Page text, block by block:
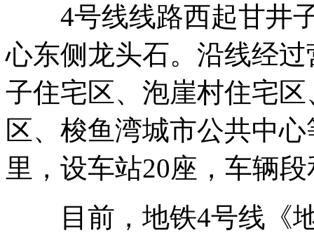
4号线线路西起甘井子
心东侧龙头石。沿线经
子住宅区、泡崖村住宅
区、梭鱼湾城市公共中
里，设车站20座，车辆
目前，地铁4号线《地